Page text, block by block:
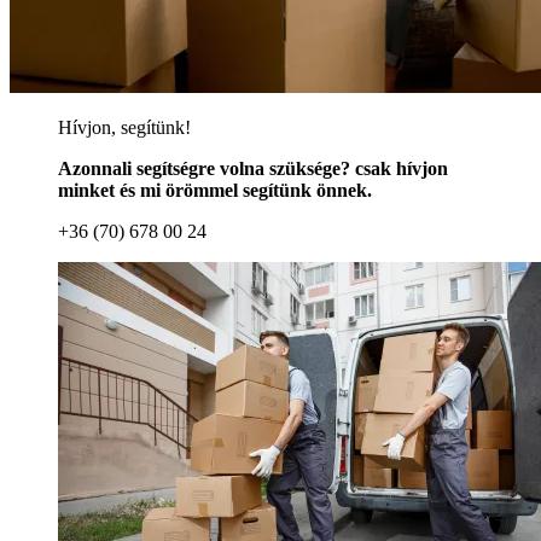
Hívjon, segítünk!
Azonnali segítségre volna szüksége? csak hívjon
minket és mi örömmel segítünk önnek.
+36 (70) 678 00 24